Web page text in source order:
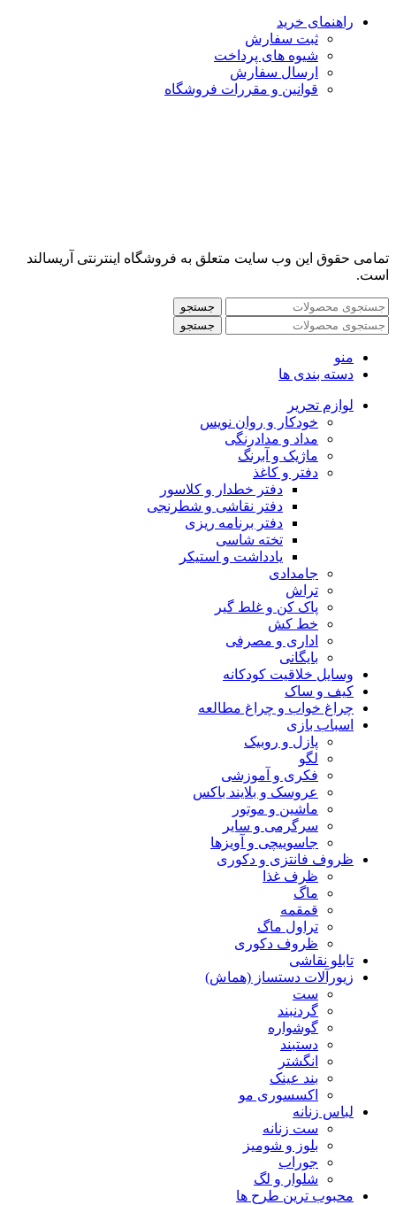
راهنمای خرید
ثبت سفارش
شیوه های پرداخت
ارسال سفارش
قوانین و مقررات فروشگاه
تمامی حقوق این وب سایت متعلق به فروشگاه اینترنتی آریسالند
است.
جستجو
جستجو
منو
دسته بندی ها
لوازم تحریر
خودکار و روان نویس
مداد و مدادرنگی
ماژیک و آبرنگ
دفتر و کاغذ
دفتر خطدار و کلاسور
دفتر نقاشی و شطرنجی
دفتر برنامه ریزی
تخته شاسی
یادداشت و استیکر
جامدادی
تراش
پاک کن و غلط گیر
خط کش
اداری و مصرفی
بایگانی
وسایل خلاقیت کودکانه
کیف و ساک
چراغ خواب و چراغ مطالعه
اسباب بازی
پازل و روبیک
لگو
فکری و آموزشی
عروسک و بلایند باکس
ماشین و موتور
سرگرمی و سایر
جاسوییچی و آویزها
ظروف فانتزی و دکوری
ظرف غذا
ماگ
قمقمه
تراول ماگ
ظروف دکوری
تابلو نقاشی
زیورآلات دستساز (هماش)
ست
گردنبند
گوشواره
دستبند
انگشتر
بند عینک
اکسسوری مو
لباس زنانه
ست زنانه
بلوز و شومیز
جوراب
شلوار و لگ
محبوب ترین طرح ها